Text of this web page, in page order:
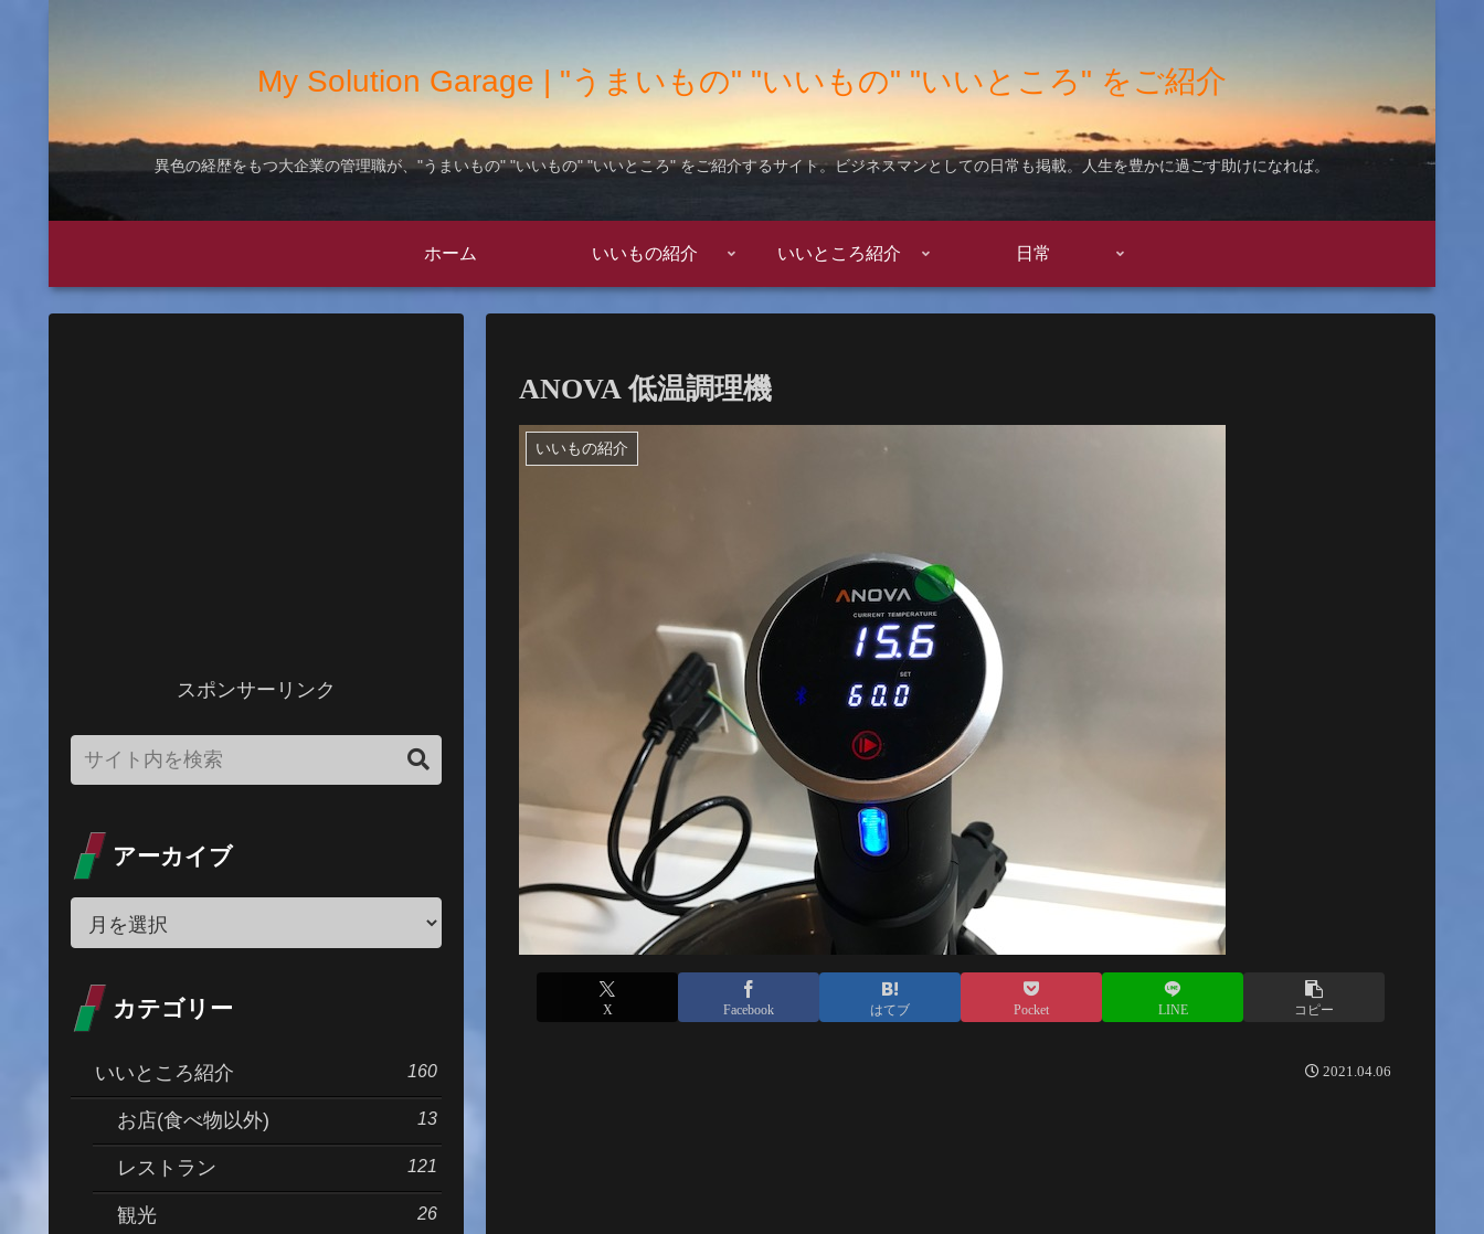
My Solution Garage | "うまいもの" "いいもの" "いいところ" をご紹介
異色の経歴をもつ大企業の管理職が、"うまいもの" "いいもの" "いいところ" をご紹介するサイト。ビジネスマンとしての日常も掲載。人生を豊かに過ごす助けになれば。
ホーム いいもの紹介 いいところ紹介 日常
ANOVA 低温調理機
いいもの紹介
X Facebook はてブ Pocket LINE コピー
2021.04.06
スポンサーリンク
アーカイブ
カテゴリー
いいところ紹介 160
お店(食べ物以外) 13
レストラン 121
観光 26